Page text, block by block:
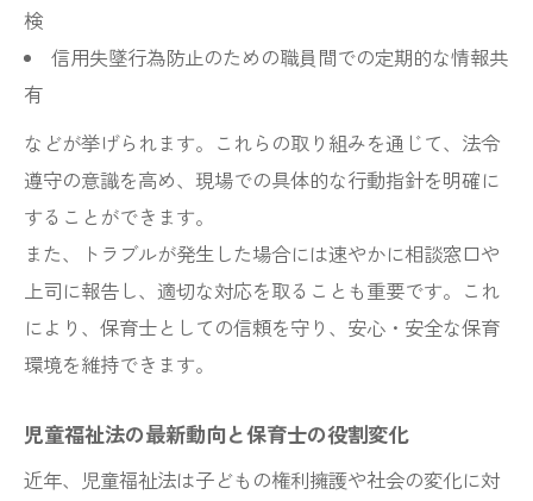
検
信用失墜行為防止のための職員間での定期的な情報共
有
などが挙げられます。これらの取り組みを通じて、法令
遵守の意識を高め、現場での具体的な行動指針を明確に
することができます。
また、トラブルが発生した場合には速やかに相談窓口や
上司に報告し、適切な対応を取ることも重要です。これ
により、保育士としての信頼を守り、安心・安全な保育
環境を維持できます。
児童福祉法の最新動向と保育士の役割変化
近年、児童福祉法は子どもの権利擁護や社会の変化に対